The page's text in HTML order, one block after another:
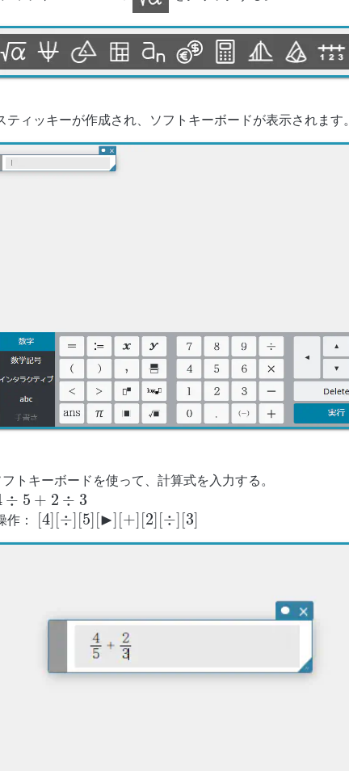
ティッキーが作成され、ソフトキーボードが表示されます。
トキーボードを使って、計算式を入力する。
÷ 5 + 2 ÷ 3
÷5 +2÷3
作：
[4] [÷] [5] [▶] [+] [2] [÷] [3]
4 ÷] 5] ▸][ ][2 [÷ [3